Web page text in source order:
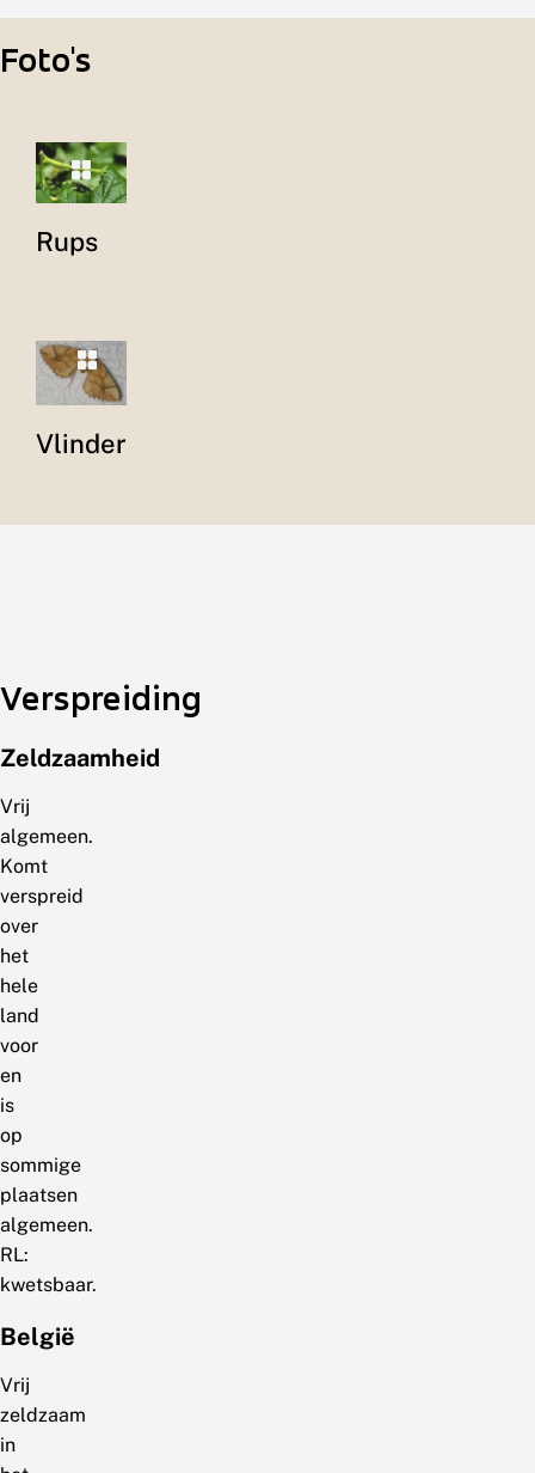
Foto's
Rups
Vlinder
Verspreiding
Zeldzaamheid
Vrij
algemeen.
Komt
verspreid
over
het
hele
land
voor
en
is
op
sommige
plaatsen
algemeen.
RL:
kwetsbaar.
België
Vrij
zeldzaam
in